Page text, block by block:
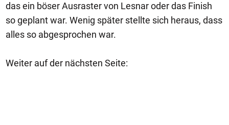
das ein böser Ausraster von Lesnar oder das Finish
so geplant war. Wenig später stellte sich heraus, dass
alles so abgesprochen war.
Weiter auf der nächsten Seite: